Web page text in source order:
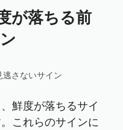
が落ちる前
さないサイン
鮮度が落ちるサイ
これらのサインに